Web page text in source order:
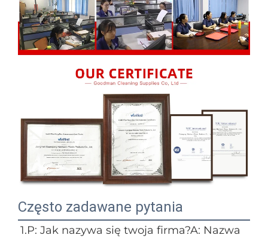
Często zadawane pytania
1.P: Jak nazywa się twoja firma?A: Nazwa